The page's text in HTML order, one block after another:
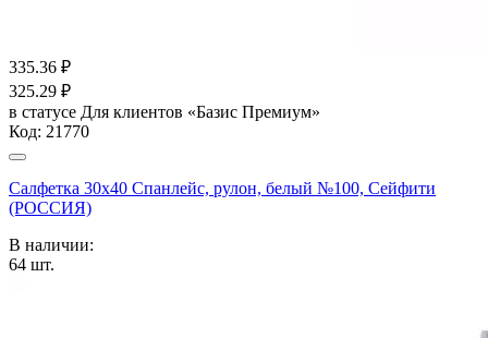
335.36 ₽
325.29 ₽
в статусе Для клиентов «Базис Премиум»
Код: 21770
Салфетка 30х40 Спанлейс, рулон, белый №100, Сейфити
(РОССИЯ)
В наличии:
64 шт.